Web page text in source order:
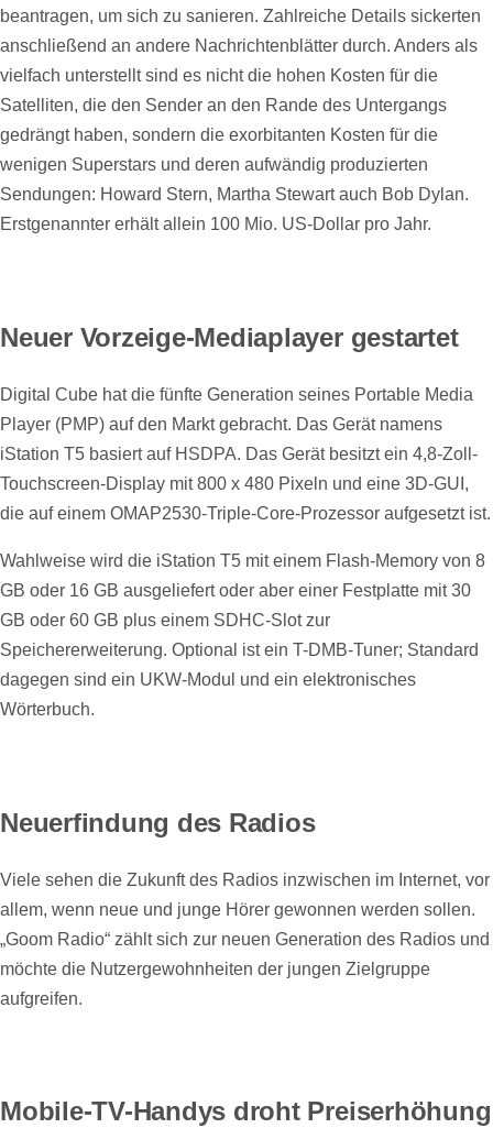
beantragen, um sich zu sanieren. Zahlreiche Details sickerten
anschließend an andere Nachrichtenblätter durch. Anders als
vielfach unterstellt sind es nicht die hohen Kosten für die
Satelliten, die den Sender an den Rande des Untergangs
gedrängt haben, sondern die exorbitanten Kosten für die
wenigen Superstars und deren aufwändig produzierten
Sendungen: Howard Stern, Martha Stewart auch Bob Dylan.
Erstgenannter erhält allein 100 Mio. US-Dollar pro Jahr.
Neuer Vorzeige-Mediaplayer gestartet
Digital Cube hat die fünfte Generation seines Portable Media
Player (PMP) auf den Markt gebracht. Das Gerät namens
iStation T5 basiert auf HSDPA. Das Gerät besitzt ein 4,8-Zoll-
Touchscreen-Display mit 800 x 480 Pixeln und eine 3D-GUI,
die auf einem OMAP2530-Triple-Core-Prozessor aufgesetzt ist.
Wahlweise wird die iStation T5 mit einem Flash-Memory von 8
GB oder 16 GB ausgeliefert oder aber einer Festplatte mit 30
GB oder 60 GB plus einem SDHC-Slot zur
Speichererweiterung. Optional ist ein T-DMB-Tuner; Standard
dagegen sind ein UKW-Modul und ein elektronisches
Wörterbuch.
Neuerfindung des Radios
Viele sehen die Zukunft des Radios inzwischen im Internet, vor
allem, wenn neue und junge Hörer gewonnen werden sollen.
„Goom Radio“ zählt sich zur neuen Generation des Radios und
möchte die Nutzergewohnheiten der jungen Zielgruppe
aufgreifen.
Mobile-TV-Handys droht Preiserhöhung